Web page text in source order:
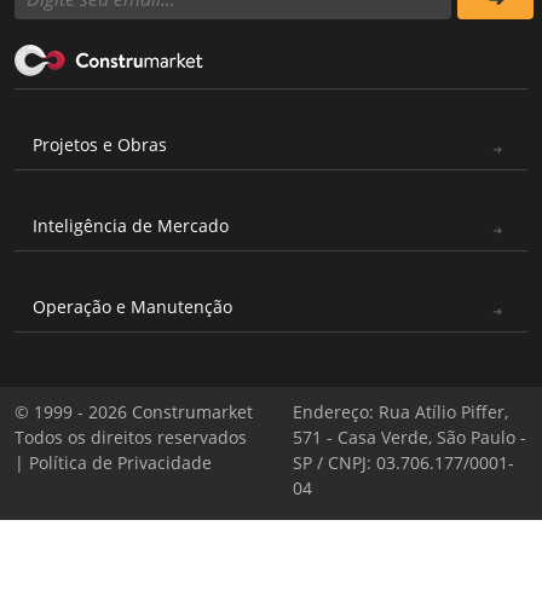
Projetos e Obras
Inteligência de Mercado
Operação e Manutenção
© 1999 - 2026 Construmarket
Todos os direitos reservados
| Política de Privacidade
Endereço: Rua Atílio Piffer,
571 - Casa Verde, São Paulo -
SP / CNPJ: 03.706.177/0001-
04